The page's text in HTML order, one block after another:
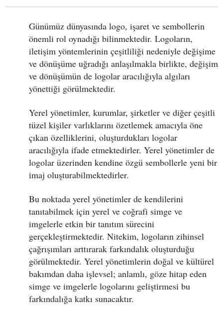
Günümüz dünyasında logo, işaret ve sembollerin
önemli rol oynadığı bilinmektedir. Logoların,
iletişim yöntemlerinin çeşitliliği nedeniyle değişime
ve dönüşüme uğradığı anlaşılmakla birlikte, değişim
ve dönüşümün de logolar aracılığıyla algıları
yönettiği görülmektedir.
Yerel yönetimler, kurumlar, şirketler ve diğer çeşitli
tüzel kişiler varlıklarını özetlemek amacıyla öne
çıkan özelliklerini, oluşturdukları logolar
aracılığıyla ifade etmektedirler. Yerel yönetimler de
logolar üzerinden kendine özgü sembollerle yeni bir
imaj oluşturabilmektedirler.
Bu noktada yerel yönetimler de kendilerini
tanıtabilmek için yerel ve coğrafi simge ve
imgelerle etkin bir tanıtım sürecini
gerçekleştirmektedir. Nitekim, logoların zihinsel
çağrışımları arttırarak farkındalık oluşturduğu
görülmektedir. Yerel yönetimlerin doğal ve kültürel
bakımdan daha işlevsel; anlamlı, göze hitap eden
simge ve imgelerle logolarını geliştirmesi bu
farkındalığa katkı sunacaktır.